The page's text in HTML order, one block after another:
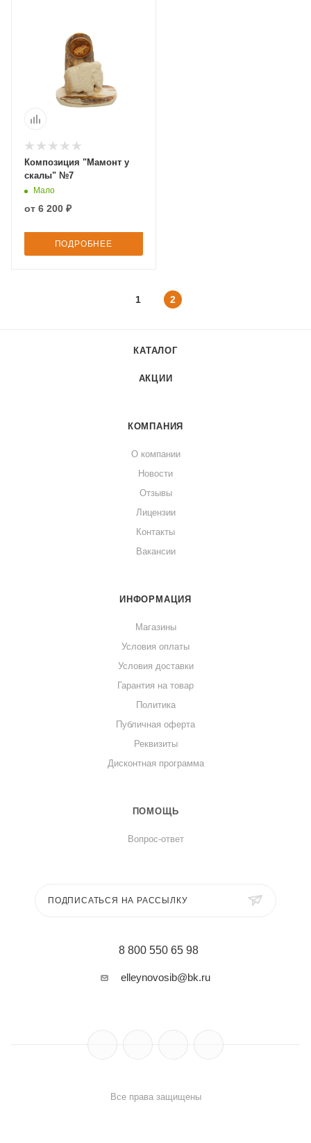
Композиция "Мамонт у
скалы" №7
Мало
от 6 200 ₽
ПОДРОБНЕЕ
1 2
КАТАЛОГ
АКЦИИ
КОМПАНИЯ
О компании
Новости
Отзывы
Лицензии
Контакты
Вакансии
ИНФОРМАЦИЯ
Магазины
Условия оплаты
Условия доставки
Гарантия на товар
Политика
Публичная оферта
Реквизиты
Дисконтная программа
ПОМОЩЬ
Вопрос-ответ
ПОДПИСАТЬСЯ НА РАССЫЛКУ
8 800 550 65 98
elleynovosib@bk.ru
Все права защищены